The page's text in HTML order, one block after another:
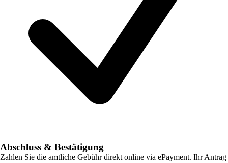
Abschluss & Bestätigung
Zahlen Sie die amtliche Gebühr direkt online via ePayment. Ihr Antrag